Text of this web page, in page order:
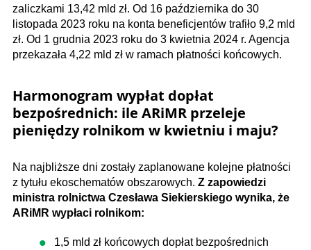
zaliczkami 13,42 mld zł. Od 16 października do 30
listopada 2023 roku na konta beneficjentów trafiło 9,2 mld
zł. Od 1 grudnia 2023 roku do 3 kwietnia 2024 r. Agencja
przekazała 4,22 mld zł w ramach płatności końcowych.
Harmonogram wypłat dopłat
bezpośrednich: ile ARiMR przeleje
pieniędzy rolnikom w kwietniu i maju?
Na najbliższe dni zostały zaplanowane kolejne płatności
z tytułu ekoschematów obszarowych. Z zapowiedzi
ministra rolnictwa Czesława Siekierskiego wynika, że
ARiMR wypłaci rolnikom:
1,5 mld zł końcowych dopłat bezpośrednich